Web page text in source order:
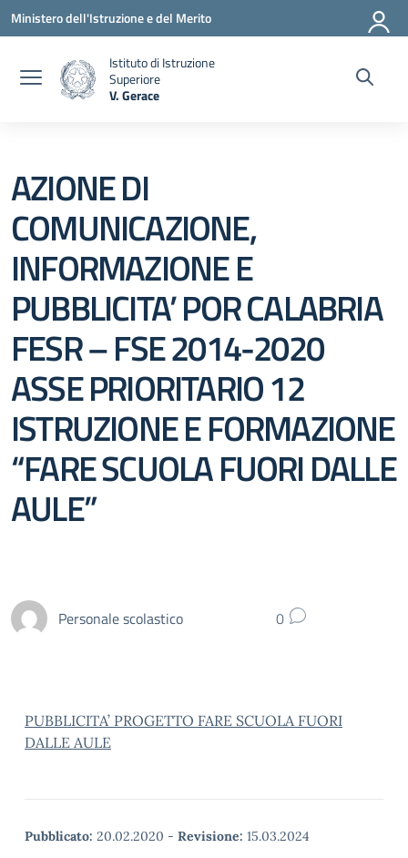
Vai ai contenuti
Vai al menu di navigazione
Vai al footer
Ministero dell'Istruzione e del Merito
Istituto di Istruzione
Superiore
V. Gerace
AZIONE DI
COMUNICAZIONE,
INFORMAZIONE E
PUBBLICITA’ POR CALABRIA
FESR – FSE 2014-2020
ASSE PRIORITARIO 12
ISTRUZIONE E FORMAZIONE
“FARE SCUOLA FUORI DALLE
AULE”
Personale scolastico 0
PUBBLICITA’ PROGETTO FARE SCUOLA FUORI
DALLE AULE
Pubblicato: 20.02.2020 - Revisione: 15.03.2024